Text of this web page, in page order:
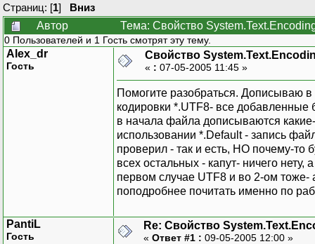
Страниц: [1] Вниз
Автор
Тема: Свойство
0 Пользователей и 1 Гость смотрят эту тему.
Alex_dr
Гость
Свойство
« : 07-05-2005 11:45 »
Помогите разобраться. Дописываю в
кодировки *.UTF8- все
в начала файла дописываются
использовании *.Default - запись
проверил - так и есть, НО почему-то
всех остальных - капут- ничего
первом случае UTF8 и во 2-ом тоже-
поподробнее почитать именно по
PantiL
Гость
Re: Свойство
« Ответ #1 : 09-05-2005 12:00 »